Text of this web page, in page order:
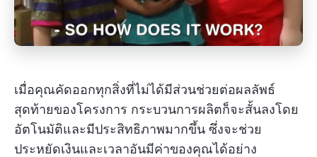
เมื่อคุณคัดออกทุกสิ่งที่ไม่ได้มีส่วนช่วยต่อผลลัพธ์
สุดท้ายของโครงการ กระบวนการผลิตก็จะสั้นลงโดย
อัตโนมัติและมีประสิทธิภาพมากขึ้น ซึ่งจะช่วย
ประหยัดเงินและเวลาอันมีค่าของคุณได้อย่าง